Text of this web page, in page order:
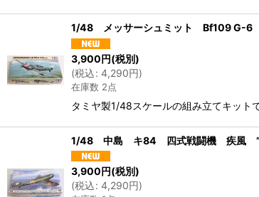
1/48 メッサーシュミット Bf109 G-6
3,900円(税別)
(税込: 4,290円)
在庫数 2点
タミヤ製1/48スケールの組み立てキットで
1/48 中島 キ84 四式戦闘機 疾風 ”
3,900円(税別)
(税込: 4,290円)